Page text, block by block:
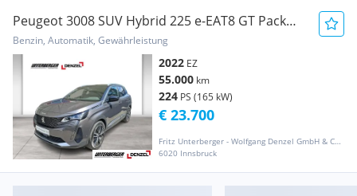
Peugeot 3008 SUV Hybrid 225 e-EAT8 GT Pack
Aut.
Benzin, Automatik, Gewährleistung
2022 EZ
55.000 km
224 PS (165 kW)
Fritz Unterberger - Wolfgang Denzel GmbH & CO KG
6020 Innsbruck
€ 23.700